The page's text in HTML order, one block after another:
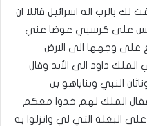
بالرب اله اسرائيل قائلا ان
على كرسيي عوضا عني
على وجهها الى الارض
داود الى الأبد وقال
النبي وبناياهو بن
فقال الملك لهم خذوا معكم
البغلة التي لي وانزلوا به